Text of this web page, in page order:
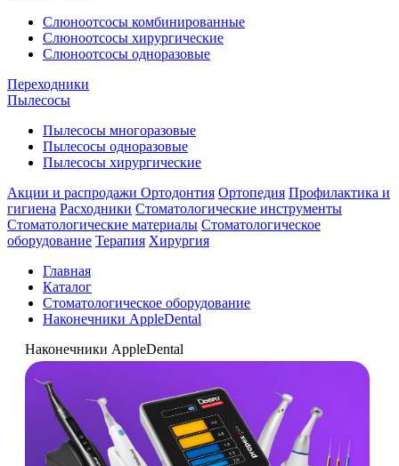
Слюноотсосы комбинированные
Слюноотсосы хирургические
Слюноотсосы одноразовые
Переходники
Пылесосы
Пылесосы многоразовые
Пылесосы одноразовые
Пылесосы хирургические
Акции и распродажи Ортодонтия Ортопедия Профилактика и
гигиена Расходники Стоматологические инструменты
Стоматологические материалы Стоматологическое
оборудование Терапия Хирургия
Главная
Каталог
Стоматологическое оборудование
Наконечники AppleDental
Наконечники AppleDental